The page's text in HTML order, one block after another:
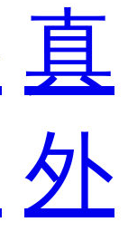
真
外